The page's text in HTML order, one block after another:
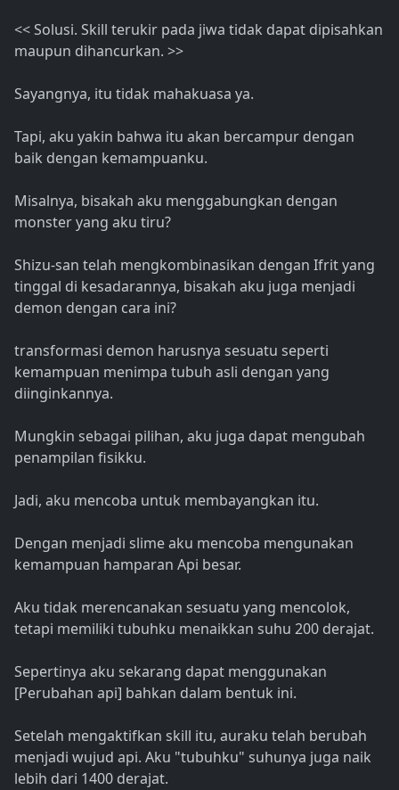
<< Solusi. Skill terukir pada jiwa tidak dapat dipisahkan
maupun dihancurkan. >>
Sayangnya, itu tidak mahakuasa ya.
Tapi, aku yakin bahwa itu akan bercampur dengan
baik dengan kemampuanku.
Misalnya, bisakah aku menggabungkan dengan
monster yang aku tiru?
Shizu-san telah mengkombinasikan dengan Ifrit yang
tinggal di kesadarannya, bisakah aku juga menjadi
demon dengan cara ini?
transformasi demon harusnya sesuatu seperti
kemampuan menimpa tubuh asli dengan yang
diinginkannya.
Mungkin sebagai pilihan, aku juga dapat mengubah
penampilan fisikku.
Jadi, aku mencoba untuk membayangkan itu.
Dengan menjadi slime aku mencoba mengunakan
kemampuan hamparan Api besar.
Aku tidak merencanakan sesuatu yang mencolok,
tetapi memiliki tubuhku menaikkan suhu 200 derajat.
Sepertinya aku sekarang dapat menggunakan
[Perubahan api] bahkan dalam bentuk ini.
Setelah mengaktifkan skill itu, auraku telah berubah
menjadi wujud api. Aku "tubuhku" suhunya juga naik
lebih dari 1400 derajat.